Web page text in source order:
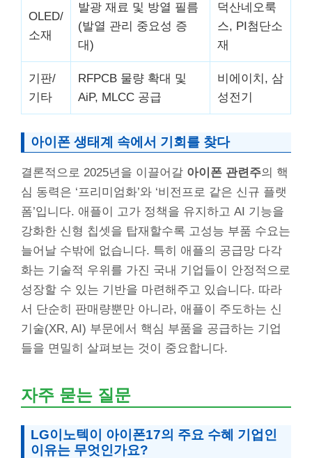
OLED/
소재
발광 재료 및 방열 필름
(발열 관리 중요성 증
대)
덕산네오룩
스, PI첨단소
재
기판/
기타
RFPCB 물량 확대 및
AiP, MLCC 공급
비에이치, 삼
성전기
아이폰 생태계 속에서 기회를 찾다
결론적으로 2025년을 이끌어갈 아이폰 관련주의 핵
심 동력은 ‘프리미엄화’와 ‘비전프로 같은 신규 플랫
폼’입니다. 애플이 고가 정책을 유지하고 AI 기능을
강화한 신형 칩셋을 탑재할수록 고성능 부품 수요는
늘어날 수밖에 없습니다. 특히 애플의 공급망 다각
화는 기술적 우위를 가진 국내 기업들이 안정적으로
성장할 수 있는 기반을 마련해주고 있습니다. 따라
서 단순히 판매량뿐만 아니라, 애플이 주도하는 신
기술(XR, AI) 부문에서 핵심 부품을 공급하는 기업
들을 면밀히 살펴보는 것이 중요합니다.
자주 묻는 질문
LG이노텍이 아이폰17의 주요 수혜 기업인
이유는 무엇인가요?